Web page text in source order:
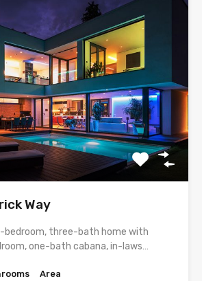
Way
bedroom, three-bath home with
one-bath cabana, in-laws…
Area